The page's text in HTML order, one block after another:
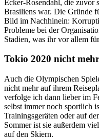
Ecker-Rosendahl, die zuvor
Brasiliens war. Die Gründe
Bild im Nachhinein:
Probleme bei der
Stadien, was ihr vor allem
Tokio 2020 nicht
Auch die Olympischen
nicht mehr auf ihrem
verfolge ich dann lieber im
selbst immer noch sportlich
Trainingsgeräten oder auf
Sommer ist sie außerdem
auf den Skiern.